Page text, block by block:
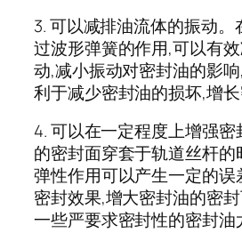
3. 可以减排油流体的振动。
过波形弹簧的作用,可以有
动,减小振动对密封油的影
利于减少密封油的损坏,增长
4. 可以在一定程度上增强
的密封面穿套于轨道丝杆的
弹性作用可以产生一定的误
密封效果,增大密封油的密
一些严要求密封性的密封油